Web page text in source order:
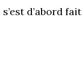
d’abord fait